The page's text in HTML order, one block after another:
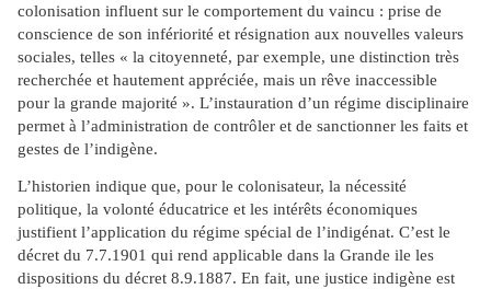
colonisation influent sur le comportement du vaincu : prise de
conscience de son infériorité et résignation aux nouvelles valeurs
sociales, telles « la citoyenneté, par exemple, une distinction très
recherchée et hautement appréciée, mais un rêve inaccessible
pour la grande majorité ». L’instau­ration d’un régime disciplinaire
permet à l’administration de contrôler et de sanctionner les faits et
gestes de l’indigène.
L’historien indique que, pour le colonisateur, la nécessité
politique, la volonté éducatrice et les intérêts économiques
justifient l’application du régime spécial de l’indigénat. C’est le
décret du 7.7.1901 qui rend applicable dans la Grande ile les
dispositions du décret 8.9.1887. En fait, une justice indigène est